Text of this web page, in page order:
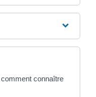
connaître